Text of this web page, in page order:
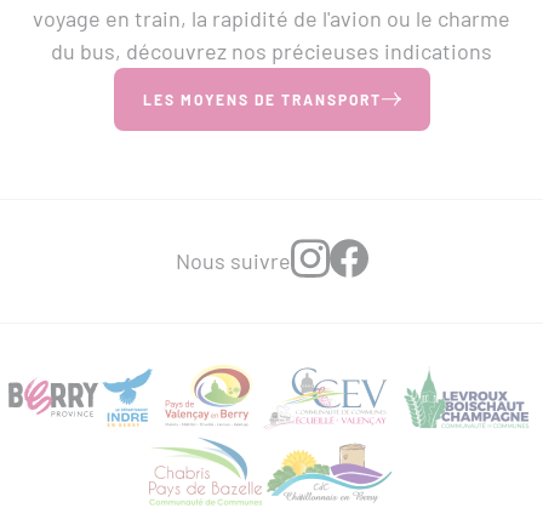
voyage en train, la rapidité de l'avion ou le charme
du bus, découvrez nos précieuses indications
LES MOYENS DE TRANSPORT
Nous suivre